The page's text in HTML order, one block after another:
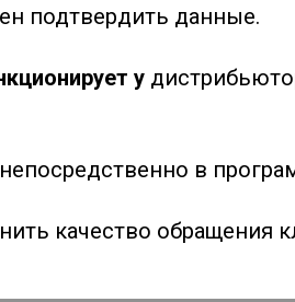
подтвердить данные.
у
в
качество обращения